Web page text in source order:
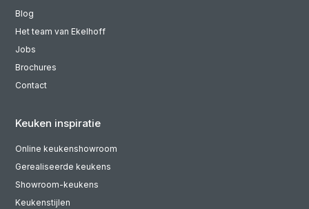
Blog
Het team van Ekelhoff
Jobs
Brochures
Contact
Keuken inspiratie
Online keukenshowroom
Gerealiseerde keukens
Showroom-keukens
Keukenstijlen